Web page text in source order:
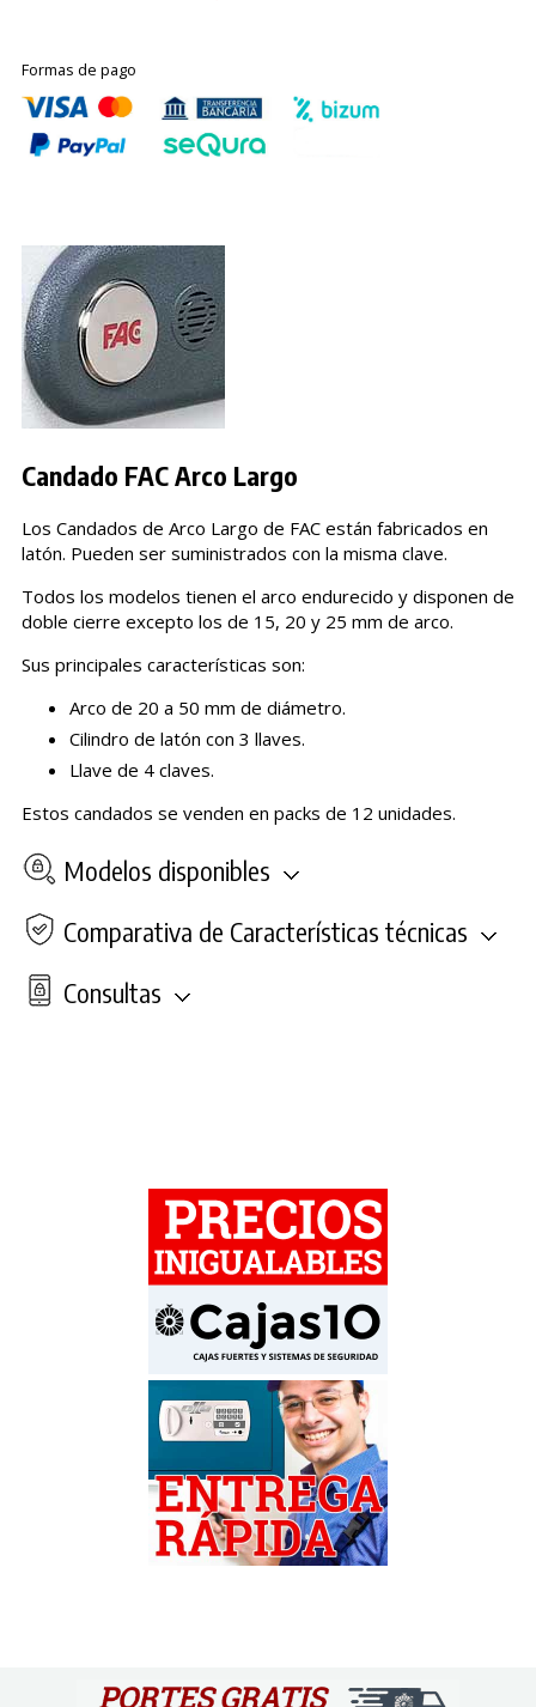
Formas de pago
Candado FAC Arco Largo
Los Candados de Arco Largo de FAC están fabricados en
latón. Pueden ser suministrados con la misma clave.
Todos los modelos tienen el arco endurecido y disponen de
doble cierre excepto los de 15, 20 y 25 mm de arco.
Sus principales características son:
Arco de 20 a 50 mm de diámetro.
Cilindro de latón con 3 llaves.
Llave de 4 claves.
Estos candados se venden en packs de 12 unidades.
Modelos disponibles
Comparativa de Características técnicas
Consultas